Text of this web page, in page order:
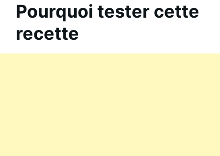
Pourquoi tester cette
recette